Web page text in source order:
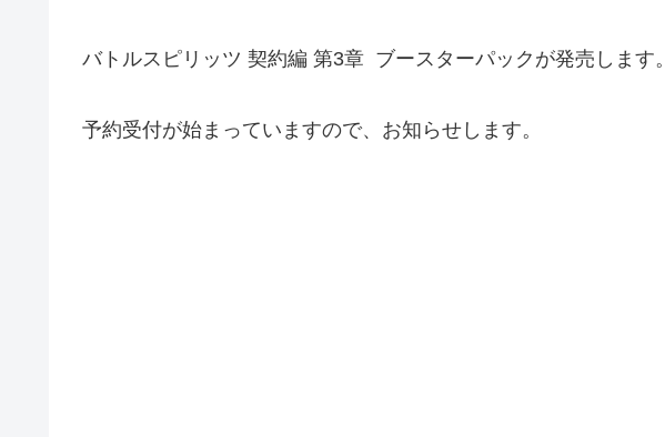
バトルスピリッツ 契約編 第3章 ブースターパックが発売します。
予約受付が始まっていますので、お知らせします。